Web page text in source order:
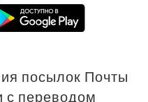
посылок Почты
с переводом